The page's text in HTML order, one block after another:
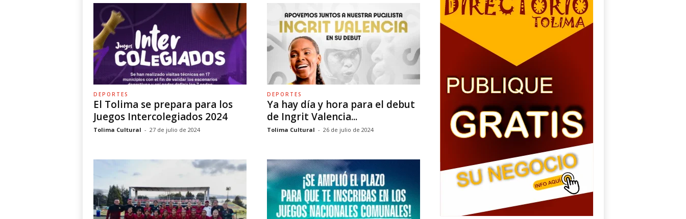
DEPORTES
El Tolima se prepara para los
Juegos Intercolegiados 2024
Tolima Cultural - 27 de julio de 2024
DEPORTES
Ya hay día y hora para el debut
de Ingrit Valencia...
Tolima Cultural - 26 de julio de 2024